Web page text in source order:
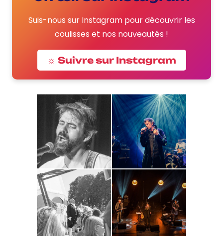
Suis-nous sur Instagram pour découvrir les
coulisses et nos nouveautés !
☼ Suivre sur Instagram